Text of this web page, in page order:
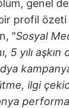
genel
profil özeti
"Sosyal
5 yılı
ilgi